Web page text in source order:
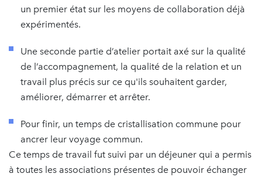
un premier état sur les moyens de collaboration déjà
expérimentés.
Une seconde partie d’atelier portait axé sur la qualité
de l’accompagnement, la qualité de la relation et un
travail plus précis sur ce qu'ils souhaitent garder,
améliorer, démarrer et arrêter.
Pour finir, un temps de cristallisation commune pour
ancrer leur voyage commun.
Ce temps de travail fut suivi par un déjeuner qui a permis
à toutes les associations présentes de pouvoir échanger